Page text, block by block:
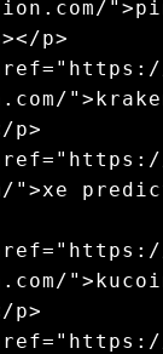
p>
p>
">xe
p>